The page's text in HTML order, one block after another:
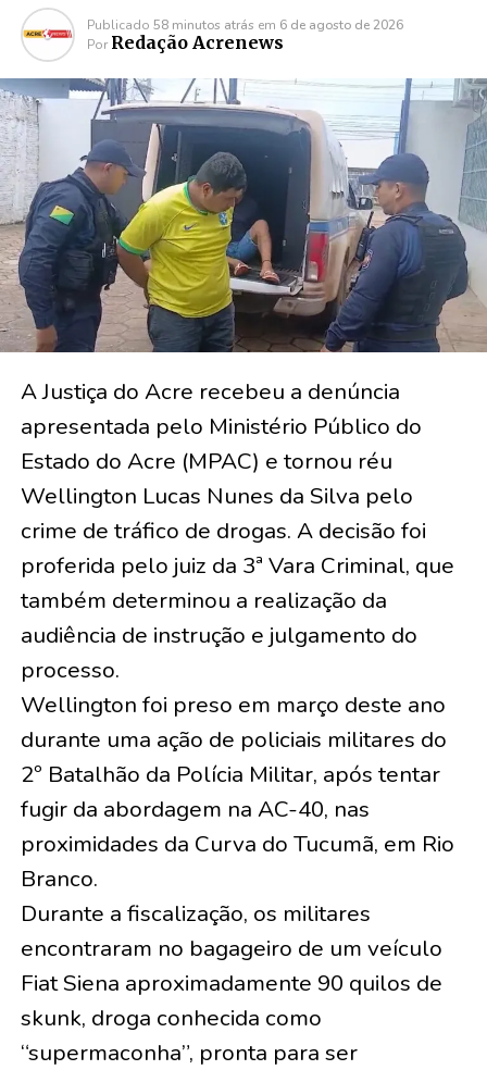
Publicado 58 minutos atrás em 6 de agosto de 2026
Por Redação Acrenews
A Justiça do Acre recebeu a denúncia
apresentada pelo Ministério Público do
Estado do Acre (MPAC) e tornou réu
Wellington Lucas Nunes da Silva pelo
crime de tráfico de drogas. A decisão foi
proferida pelo juiz da 3ª Vara Criminal, que
também determinou a realização da
audiência de instrução e julgamento do
processo.
Wellington foi preso em março deste ano
durante uma ação de policiais militares do
2º Batalhão da Polícia Militar, após tentar
fugir da abordagem na AC-40, nas
proximidades da Curva do Tucumã, em Rio
Branco.
Durante a fiscalização, os militares
encontraram no bagageiro de um veículo
Fiat Siena aproximadamente 90 quilos de
skunk, droga conhecida como
“supermaconha”, pronta para ser